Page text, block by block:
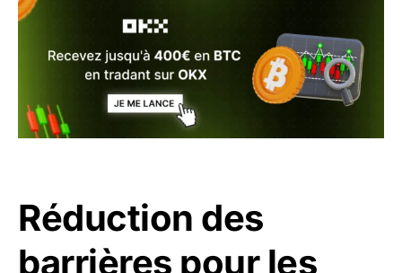
Réduction des
barrières pour les